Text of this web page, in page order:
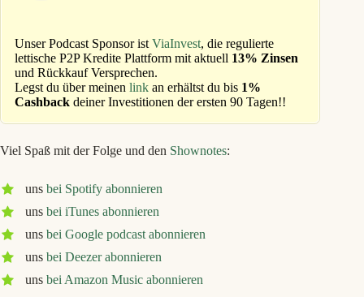
Unser Podcast Sponsor ist ViaInvest, die regulierte
lettische P2P Kredite Plattform mit aktuell 13% Zinsen
und Rückkauf Versprechen.
Legst du über meinen link an erhältst du bis 1%
Cashback deiner Investitionen der ersten 90 Tagen!!
Viel Spaß mit der Folge und den Shownotes:
uns bei Spotify abonnieren
uns bei iTunes abonnieren
uns bei Google podcast abonnieren
uns bei Deezer abonnieren
uns bei Amazon Music abonnieren